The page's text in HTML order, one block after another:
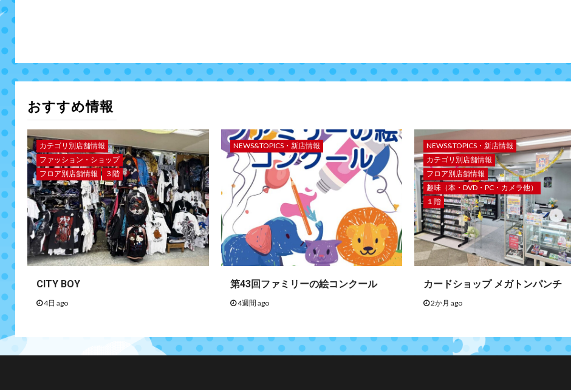
おすすめ情報
カテゴリ別店舗情報
ファッション・ショップ
フロア別店舗情報
３階
CITY BOY
4日 ago
NEWS&TOPICS・新店情報
第43回ファミリーの絵コンクール
4週間 ago
NEWS&TOPICS・新店情報
カテゴリ別店舗情報
フロア別店舗情報
趣味（本・DVD・PC・カメラ他）
１階
カードショップ メガトンパンチ
2か月 ago